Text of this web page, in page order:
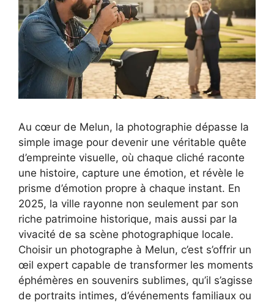
Au cœur de Melun, la photographie dépasse la
simple image pour devenir une véritable quête
d’empreinte visuelle, où chaque cliché raconte
une histoire, capture une émotion, et révèle le
prisme d’émotion propre à chaque instant. En
2025, la ville rayonne non seulement par son
riche patrimoine historique, mais aussi par la
vivacité de sa scène photographique locale.
Choisir un photographe à Melun, c’est s’offrir un
œil expert capable de transformer les moments
éphémères en souvenirs sublimes, qu’il s’agisse
de portraits intimes, d’événements familiaux ou